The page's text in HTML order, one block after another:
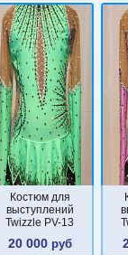
Костюм для
выступлений
Twizzle PV-13
20 000руб